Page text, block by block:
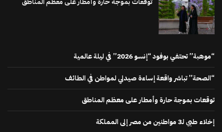
“موهبة” تحتفي بوفود “إنسو 2026” في ليلة عالمية
“الصحة” تباشر واقعة إساءة صيدلي لمواطن في الطائف
توقعات بموجة حارة وأمطار على معظم المناطق
إخلاء طبي لـ3 مواطنين من مصر إلى المملكة